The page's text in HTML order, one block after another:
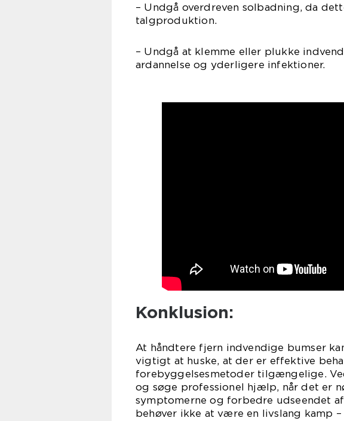
– Undgå overdreven solbadning, da
talgproduktion.
– Undgå at klemme eller plukke
ardannelse og yderligere infektioner.
Konklusion:
At håndtere fjern indvendige bumser
vigtigt at huske, at der er effektive
forebyggelsesmetoder tilgængelige.
og søge professionel hjælp, når det er
symptomerne og forbedre udseendet
behøver ikke at være en livslang kamp